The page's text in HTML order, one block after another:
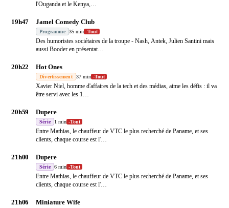
l'Ouganda et le Kenya,…
19h47 Jamel Comedy Club
Programme 35 min -Tout
Des humoristes sociétaires de la troupe - Nash, Antek, Julien Santini mais
aussi Booder en présentat…
20h22 Hot Ones
Divertissement 37 min -Tout
Xavier Niel, homme d'affaires de la tech et des médias, aime les défis : il va
être servi avec les 1…
20h59 Dupere
Série 1 min -Tout
Entre Mathias, le chauffeur de VTC le plus recherché de Paname, et ses
clients, chaque course est l'…
21h00 Dupere
Série 6 min -Tout
Entre Mathias, le chauffeur de VTC le plus recherché de Paname, et ses
clients, chaque course est l'…
21h06 Miniature Wife